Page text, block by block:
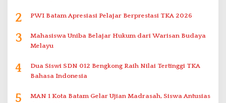
2 PWI Batam Apresiasi Pelajar Berprestasi TKA 2026
3
Mahasiswa Uniba Belajar Hukum dari Warisan Budaya
Melayu
4
Dua Siswi SDN 012 Bengkong Raih Nilai Tertinggi TKA
Bahasa Indonesia
5
MAN 1 Kota Batam Gelar Ujian Madrasah, Siswa Antusias